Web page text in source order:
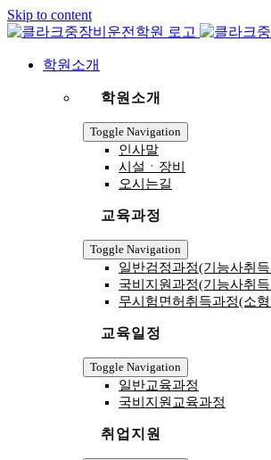
Skip to content
학원소개
학원소개
Toggle Navigation
인사말
시설ㆍ장비
오시는길
교육과정
Toggle Navigation
일반검정과정(기능사취
국비지원과정(기능사취
무시험면허취득과정(소
교육일정
Toggle Navigation
일반교육과정
국비지원교육과정
취업지원